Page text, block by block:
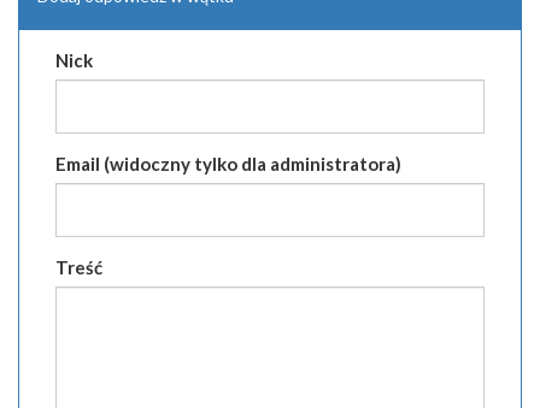
Nick
Email (widoczny tylko dla administratora)
Treść